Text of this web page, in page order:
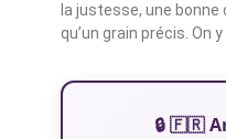
la justesse, une
qu’un grain précis. On
🔒 🇫🇷